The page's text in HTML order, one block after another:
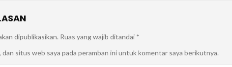
dipublikasikan. Ruas yang wajib ditandai *
dan situs web saya pada peramban ini untuk komentar saya berikutnya.